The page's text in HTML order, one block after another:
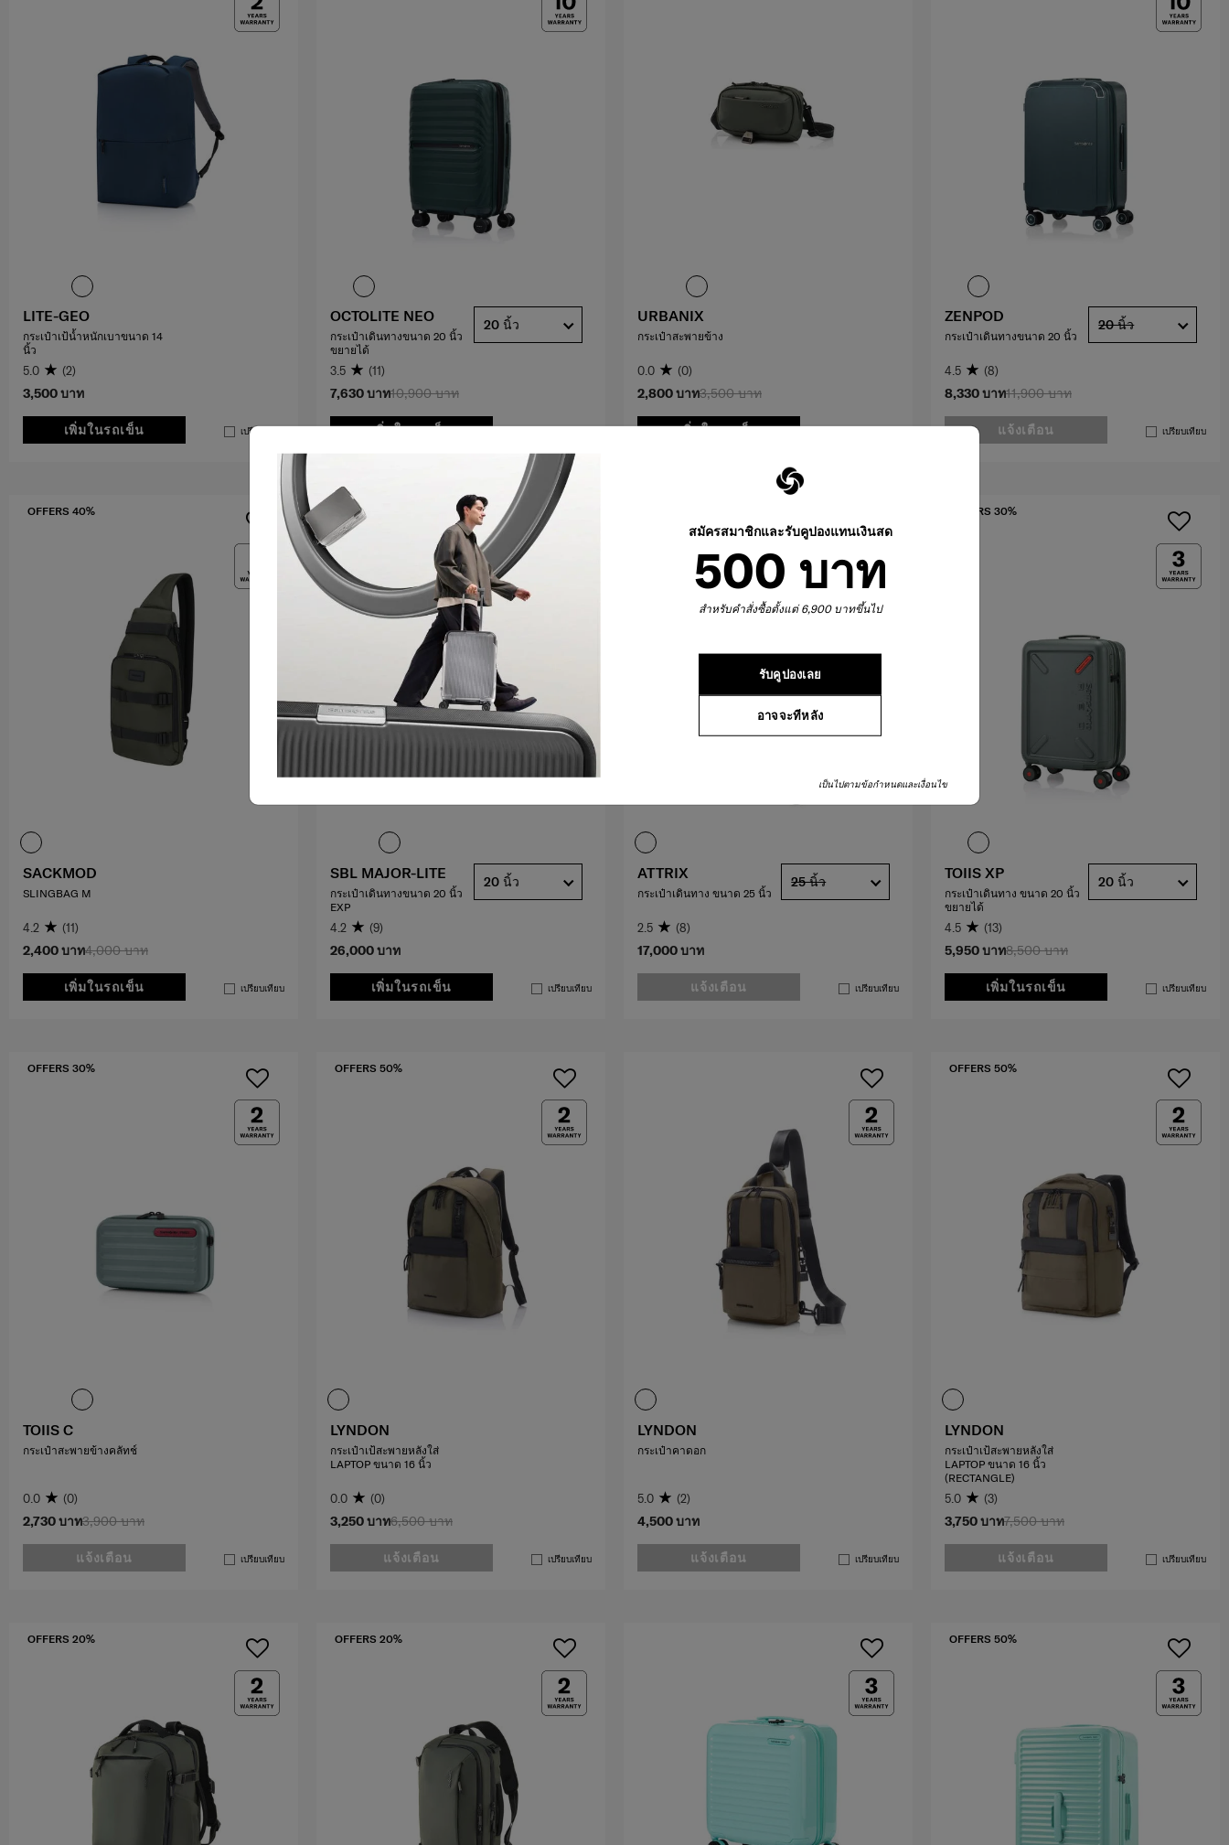
สมัครสมาชิกและรับคูปองแทนเงินสด
500 บาท
สำหรับคำสั่งซื้อตั้งแต่ 6,900 บาทขึ้นไป
รับคูปองเลย
อาจจะทีหลัง
เป็นไปตามข้อกำหนดและเงื่อนไข
3,500 บาท
เพิ่มในรถเข็น เปรียบเทียบ
LITE-GEO
กระเป๋าเป้น้ำหนักเบาขนาด 14
นิ้ว
5.0 (2)
10,900 บาท
7,630 บาท
เพิ่มในรถเข็น
OCTOLITE NEO
กระเป๋าเดินทางขนาด 20 นิ้ว
ขยายได้
3.5 (11)
20 นิ้ว
3,500 บาท
2,800 บาท
เพิ่มในรถเข็น
URBANIX
กระเป๋าสะพายข้าง
0.0 (0)
11,900 บาท
8,330 บาท
แจ้งเตือน เปรียบเทียบ
ZENPOD
กระเป๋าเดินทางขนาด 20 นิ้ว
4.5 (8)
20 นิ้ว
4,000 บาท
2,400 บาท
เพิ่มในรถเข็น เปรียบเทียบ
OFFERS 40%
SACKMOD
SLINGBAG M
4.2 (11)
26,000 บาท
เพิ่มในรถเข็น เปรียบเทียบ
SBL MAJOR-LITE
กระเป๋าเดินทางขนาด 20 นิ้ว
EXP
4.2 (9)
20 นิ้ว
17,000 บาท
แจ้งเตือน เปรียบเทียบ
ATTRIX
กระเป๋าเดินทาง ขนาด 25 นิ้ว
2.5 (8)
25 นิ้ว
8,500 บาท
5,950 บาท
เพิ่มในรถเข็น เปรียบเทียบ
OFFERS 30%
TOIIS XP
กระเป๋าเดินทาง ขนาด 20 นิ้ว
ขยายได้
4.5 (13)
20 นิ้ว
3,900 บาท
2,730 บาท
แจ้งเตือน เปรียบเทียบ
OFFERS 30%
TOIIS C
กระเป๋าสะพายข้างคลัทช์
0.0 (0)
6,500 บาท
3,250 บาท
แจ้งเตือน เปรียบเทียบ
OFFERS 50%
LYNDON
กระเป๋าเป้สะพายหลังใส่
LAPTOP ขนาด 16 นิ้ว
0.0 (0)
4,500 บาท
แจ้งเตือน เปรียบเทียบ
LYNDON
กระเป๋าคาดอก
5.0 (2)
7,500 บาท
3,750 บาท
แจ้งเตือน เปรียบเทียบ
OFFERS 50%
LYNDON
กระเป๋าเป้สะพายหลังใส่
LAPTOP ขนาด 16 นิ้ว
(RECTANGLE)
5.0 (3)
OFFERS 20% OFFERS 20% OFFERS 50%